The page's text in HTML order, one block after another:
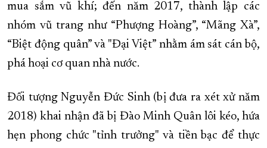
mua sắm vũ khí; đến năm 2017, thành lập các
nhóm vũ trang như “Phượng Hoàng”, “Mãng Xà”,
“Biệt động quân” và "Đại Việt” nhằm ám sát cán bộ,
phá hoại cơ quan nhà nước.
Đối tượng Nguyễn Đức Sinh (bị đưa ra xét xử năm
2018) khai nhận đã bị Đào Minh Quân lôi kéo, hứa
hẹn phong chức "tỉnh trưởng" và tiền bạc để thực